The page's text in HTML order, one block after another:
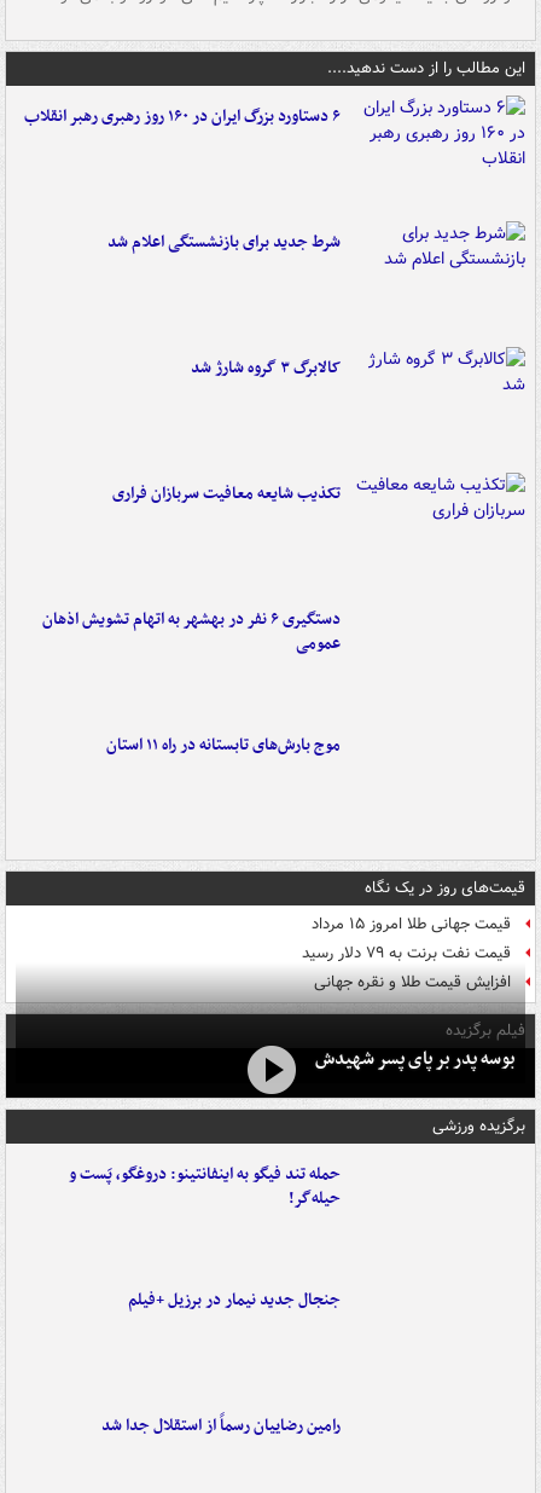
این مطالب را از دست ندهید....
۶ دستاورد بزرگ ایران در ۱۶۰ روز رهبری رهبر انقلاب
شرط جدید برای بازنشستگی اعلام شد
کالابرگ ۳ گروه شارژ شد
تکذیب شایعه معافیت سربازان فراری
دستگیری ۶ نفر در بهشهر به اتهام تشویش اذهان
عمومی
موج بارش‌های تابستانه در راه ۱۱ استان
قیمت‌های روز در یک نگاه
قیمت جهانی طلا امروز ۱۵ مرداد
قیمت نفت برنت به ۷۹ دلار رسید
افزایش قیمت طلا و نقره جهانی
فیلم برگزیده
بوسه‌ پدر بر پای پسر شهیدش
برگزیده ورزشی
حمله تند فیگو به اینفانتینو: دروغگو، پَست‌ و
حیله‌گر!
جنجال جدید نیمار در برزیل +فیلم
رامین رضاییان رسماً از استقلال جدا شد